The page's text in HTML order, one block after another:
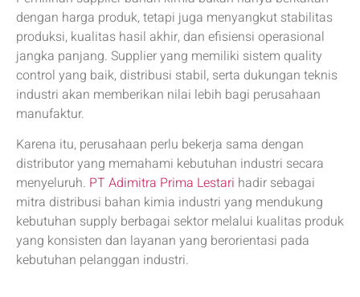
dengan harga produk, tetapi juga menyangkut stabilitas
produksi, kualitas hasil akhir, dan efisiensi operasional
jangka panjang. Supplier yang memiliki sistem quality
control yang baik, distribusi stabil, serta dukungan teknis
industri akan memberikan nilai lebih bagi perusahaan
manufaktur.
Karena itu, perusahaan perlu bekerja sama dengan
distributor yang memahami kebutuhan industri secara
menyeluruh. PT Adimitra Prima Lestari hadir sebagai
mitra distribusi bahan kimia industri yang mendukung
kebutuhan supply berbagai sektor melalui kualitas produk
yang konsisten dan layanan yang berorientasi pada
kebutuhan pelanggan industri.